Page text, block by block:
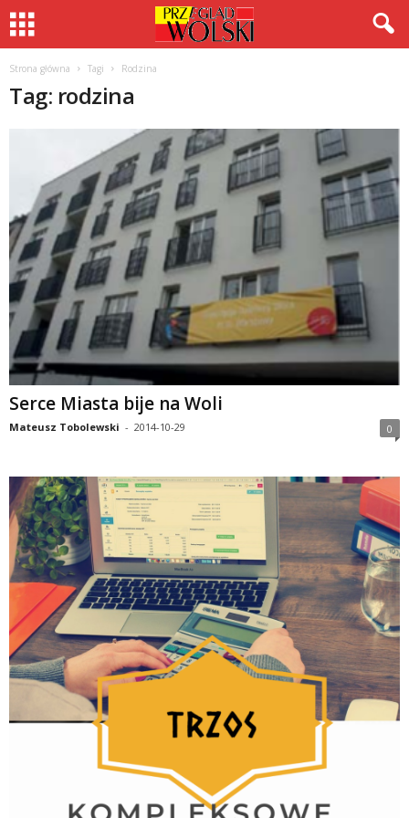
Strona główna Tagi Rodzina
Tag: rodzina
Serce Miasta bije na Woli
Mateusz Tobolewski - 2014-10-29 0